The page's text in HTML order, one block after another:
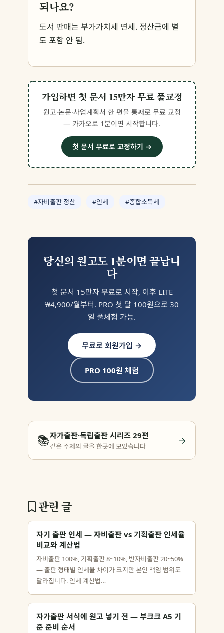
되나요?
도서 판매는 부가가치세 면세. 정산금에 별
도 포함 안 됨.
가입하면 첫 문서 15만자 무료 풀교정
원고·논문·사업계획서 한 편을 통째로 무료 교정
— 카카오로 1분이면 시작합니다.
첫 문서 무료로 교정하기 →
#자비출판 정산 #인세 #종합소득세
당신의 원고도 1분이면 끝납니
다
첫 문서 15만자 무료로 시작, 이후 LITE
₩4,900/월부터. PRO 첫 달 100원으로 30
일 풀체험 가능.
무료로 회원가입 →
PRO 100원 체험
📚자가출판·독립출판 시리즈 29편
같은 주제의 글을 한곳에 모았습니다 →
관련 글
자기 출판 인세 — 자비출판 vs 기획출판 인세율
비교와 계산법
자비출판 100%, 기획출판 8~10%, 반자비출판 20~50%
— 출판 형태별 인세율 차이가 크지만 본인 책임 범위도
달라집니다. 인세 계산법…
자가출판 서식에 원고 넣기 전 — 부크크 A5 기
준 준비 순서